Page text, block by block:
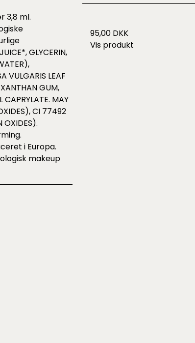
3,8 ml.
GLYCERIN,
VULGARIS LEAF
GUM,
CAPRYLATE. MAY
CI 77492
OXIDES).
i Europa.
makeup
95,00 DKK
Vis produkt